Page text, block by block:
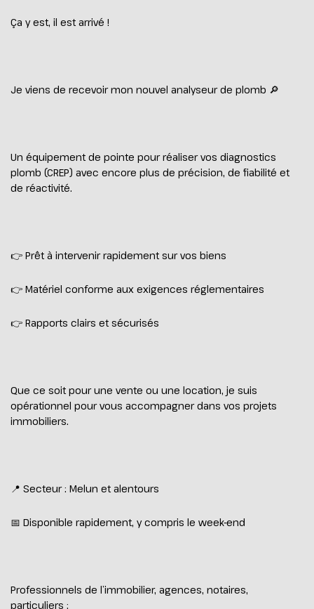
Ça y est, il est arrivé !
Je viens de recevoir mon nouvel analyseur de plomb 🔎
Un équipement de pointe pour réaliser vos diagnostics
plomb (CREP) avec encore plus de précision, de fiabilité et
de réactivité.
👉 Prêt à intervenir rapidement sur vos biens
👉 Matériel conforme aux exigences réglementaires
👉 Rapports clairs et sécurisés
Que ce soit pour une vente ou une location, je suis
opérationnel pour vous accompagner dans vos projets
immobiliers.
📍 Secteur : Melun et alentours
📅 Disponible rapidement, y compris le week-end
Professionnels de l’immobilier, agences, notaires,
particuliers :